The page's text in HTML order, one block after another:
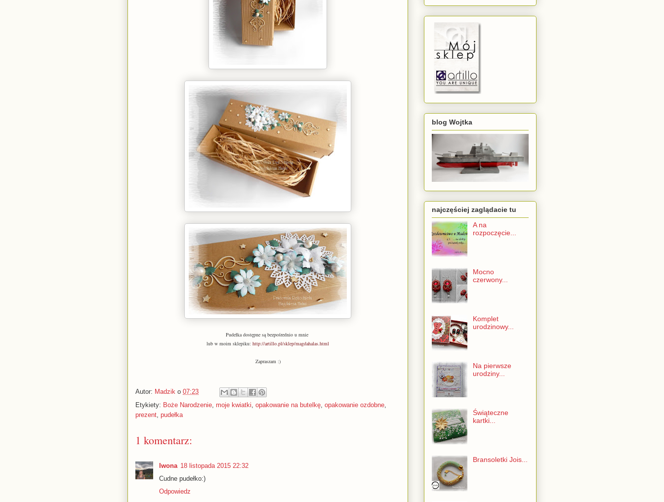
Pudełka dostępne są bezpośrednio u mnie
lub w moim sklepiku: http://artillo.pl/sklep/magdahalas.html
Zapraszam :)
Autor: Madzik o 07:23
Etykiety: Boże Narodzenie moje kwiatki opakowanie na butelkę opakowanie ozdobne
prezent pudełka
1 komentarz:
Iwona 18 listopada 2015 22:32
Cudne pudełko:)
Odpowiedz
blog Wojtka
najczęściej zaglądacie tu
A na
rozpoczęcie...
Mocno
czerwony...
Komplet
urodzinowy...
Na pierwsze
urodziny...
Świąteczne
kartki...
Bransoletki Jois...